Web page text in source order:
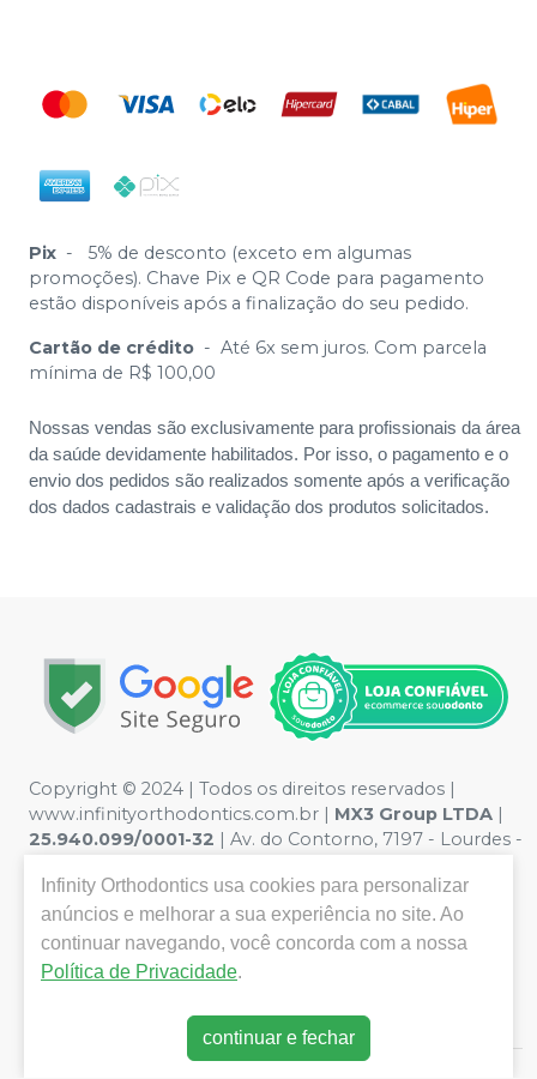
Pix -
5% de desconto (exceto em algumas
promoções). Chave Pix e QR Code para pagamento
estão disponíveis após a finalização do seu pedido.
Cartão de crédito - Até 6x sem juros. Com parcela
mínima de R$ 100,00
Nossas vendas são exclusivamente para profissionais da área
da saúde devidamente habilitados. Por isso, o pagamento e o
envio dos pedidos são realizados somente após a verificação
dos dados cadastrais e validação dos produtos solicitados.
Copyright © 2024 | Todos os direitos reservados |
www.infinityorthodontics.com.br | MX3 Group LTDA |
25.940.099/0001-32 | Av. do Contorno, 7197 - Lourdes -
Segurança - Fotos meramente ilustrativas - Os preços e
condições da loja virtual estão sujeitos a alterações. Em
caso de divergência de preços no site, o valor válido é o
do Carrinho de Compra. Não vendemos por atacado,
compras de grandes volumes pelo site.
Infinity Orthodontics usa cookies para personalizar
anúncios e melhorar a sua experiência no site. Ao
continuar navegando, você concorda com a nossa
Política de Privacidade.
continuar e fechar